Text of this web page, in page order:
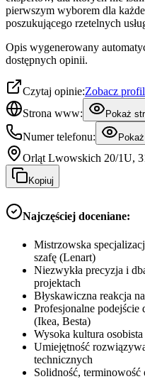
pierwszym wyborem dla
poszukującego rzetelnych
Opis wygenerowany
dostępnych opinii.
Czytaj opinie:Zobacz profil
Strona www:
Pokaż
Numer telefonu:
Orląt Lwowskich 20/1U,
Kopiuj
Najczęściej doceniane:
Mistrzowska
szafę (Lenart)
Niezwykła precyzja i
projektach
Błyskawiczna reakcja
Profesjonalne podejście
(Ikea, Besta)
Wysoka kultura osobista
Umiejętność
technicznych
Solidność, terminowość